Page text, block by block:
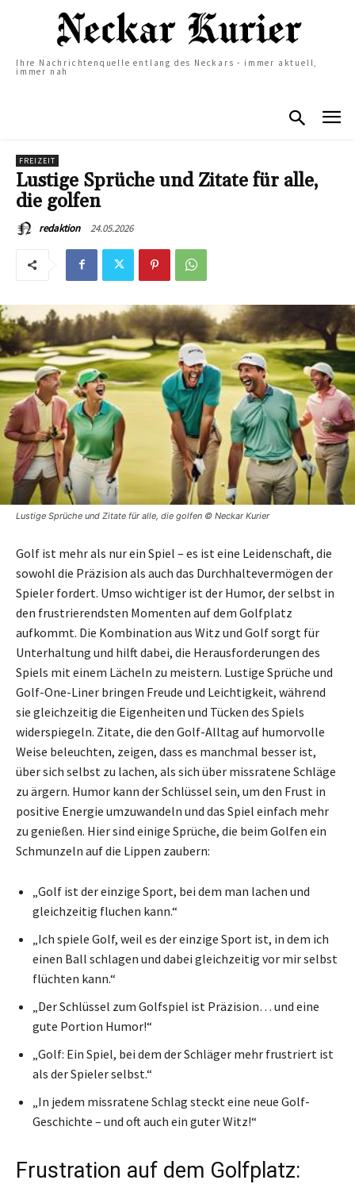
Ihre Nachrichtenquelle entlang des Neckars - immer aktuell,
immer nah
FREIZEIT
Lustige Sprüche und Zitate für alle,
die golfen
redaktion 24.05.2026
Lustige Sprüche und Zitate für alle, die golfen © Neckar Kurier
Golf ist mehr als nur ein Spiel – es ist eine Leidenschaft, die
sowohl die Präzision als auch das Durchhaltevermögen der
Spieler fordert. Umso wichtiger ist der Humor, der selbst in
den frustrierendsten Momenten auf dem Golfplatz
aufkommt. Die Kombination aus Witz und Golf sorgt für
Unterhaltung und hilft dabei, die Herausforderungen des
Spiels mit einem Lächeln zu meistern. Lustige Sprüche und
Golf-One-Liner bringen Freude und Leichtigkeit, während
sie gleichzeitig die Eigenheiten und Tücken des Spiels
widerspiegeln. Zitate, die den Golf-Alltag auf humorvolle
Weise beleuchten, zeigen, dass es manchmal besser ist,
über sich selbst zu lachen, als sich über missratene Schläge
zu ärgern. Humor kann der Schlüssel sein, um den Frust in
positive Energie umzuwandeln und das Spiel einfach mehr
zu genießen. Hier sind einige Sprüche, die beim Golfen ein
Schmunzeln auf die Lippen zaubern:
„Golf ist der einzige Sport, bei dem man lachen und
gleichzeitig fluchen kann.“
„Ich spiele Golf, weil es der einzige Sport ist, in dem ich
einen Ball schlagen und dabei gleichzeitig vor mir selbst
flüchten kann.“
„Der Schlüssel zum Golfspiel ist Präzision… und eine
gute Portion Humor!“
„Golf: Ein Spiel, bei dem der Schläger mehr frustriert ist
als der Spieler selbst.“
„In jedem missratene Schlag steckt eine neue Golf-
Geschichte – und oft auch ein guter Witz!“
Frustration auf dem Golfplatz: